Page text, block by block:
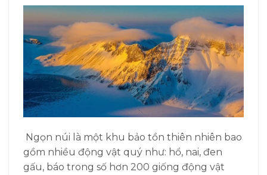
Ngọn núi là một khu bảo tồn thiên nhiên bao
gồm nhiều động vật quý như: hổ, nai, đen
gấu, báo trong số hơn 200 giống động vật